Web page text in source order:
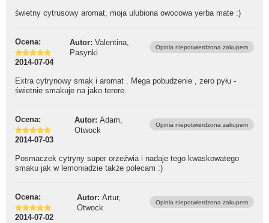
świetny cytrusowy aromat, moja ulubiona owocowa yerba mate :)
Ocena: Autor: Valentina,
Pasynki
Opinia niepotwierdzona zakupem
2014-07-04
Extra cytrynowy smak i aromat . Mega pobudzenie , zero pyłu -
świetnie smakuje na jako terere.
Ocena: Autor: Adam,
Otwock
Opinia niepotwierdzona zakupem
2014-07-03
Posmaczek cytryny super orzeźwia i nadaje tego kwaskowatego
smaku jak w lemoniadzie także polecam :)
Ocena: Autor: Artur,
Otwock
Opinia niepotwierdzona zakupem
2014-07-02